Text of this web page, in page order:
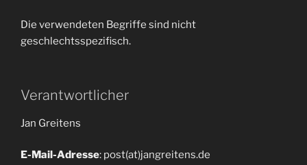
Die verwendeten Begriffe sind nicht
geschlechtsspezifisch.
Verantwortlicher
Jan Greitens
E-Mail-Adresse: post(at)jangreitens.de